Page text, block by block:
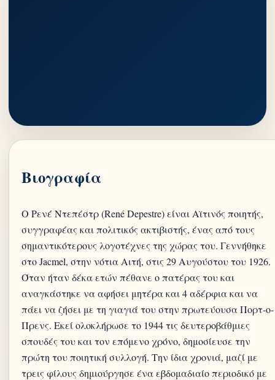
Βιογραφία
Ο Ρενέ Ντεπέστρ (René Depestre) είναι Αϊτινός ποιητής,
συγγραφέας και πολιτικός ακτιβιστής, ένας από τους
σημαντικότερους λογοτέχνες της χώρας του. Γεννήθηκε
στο Jacmel, στην νότια Αιτή, στις 29 Αυγούστου του 1926.
Όταν ήταν δέκα ετών πέθανε ο πατέρας του και
αναγκάστηκε να αφήσει μητέρα και 4 αδέρφια και να
πάει να ζήσει με τη γιαγιά του στην πρωτεύουσα Πορτ-ο-
Πρενς. Εκεί ολοκλήρωσε το 1944 τις δευτεροβάθμιες
σπουδές του και τον επόμενο χρόνο, δημοσίευσε την
πρώτη του ποιητική συλλογή. Την ίδια χρονιά, μαζί με
τρεις φίλους δημιούργησε ένα εβδομαδιαίο περιοδικό με